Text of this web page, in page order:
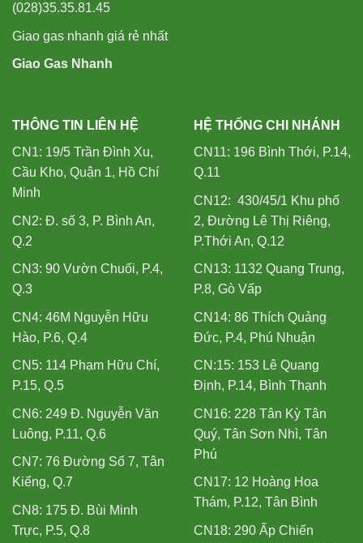
(028)35.35.81.45
Giao gas nhanh giá rẻ nhất
Giao Gas Nhanh
THÔNG TIN LIÊN HỆ
CN1: 19/5 Trần Đình Xu,
Cầu Kho, Quận 1, Hồ Chí
Minh
CN2: Đ. số 3, P. Bình An,
Q.2
CN3: 90 Vườn Chuối, P.4,
Q.3
CN4: 46M Nguyễn Hữu
Hào, P.6, Q.4
CN5: 114 Phạm Hữu Chí,
P.15, Q.5
CN6: 249 Đ. Nguyễn Văn
Luông, P.11, Q.6
CN7: 76 Đường Số 7, Tân
Kiểng, Q.7
CN8: 175 Đ. Bùi Minh
Trực, P.5, Q.8
HỆ THỐNG CHI NHÁNH
CN11: 196 Bình Thới, P.14,
Q.11
CN12: 430/45/1 Khu phố
2, Đường Lê Thị Riêng,
P.Thới An, Q.12
CN13: 1132 Quang Trung,
P.8, Gò Vấp
CN14: 86 Thích Quảng
Đức, P.4, Phú Nhuận
CN:15: 153 Lê Quang
Định, P.14, Bình Thạnh
CN16: 228 Tân Kỳ Tân
Quý, Tân Sơn Nhì, Tân
Phú
CN17: 12 Hoàng Hoa
Thám, P.12, Tân Bình
CN18: 290 Ấp Chiến